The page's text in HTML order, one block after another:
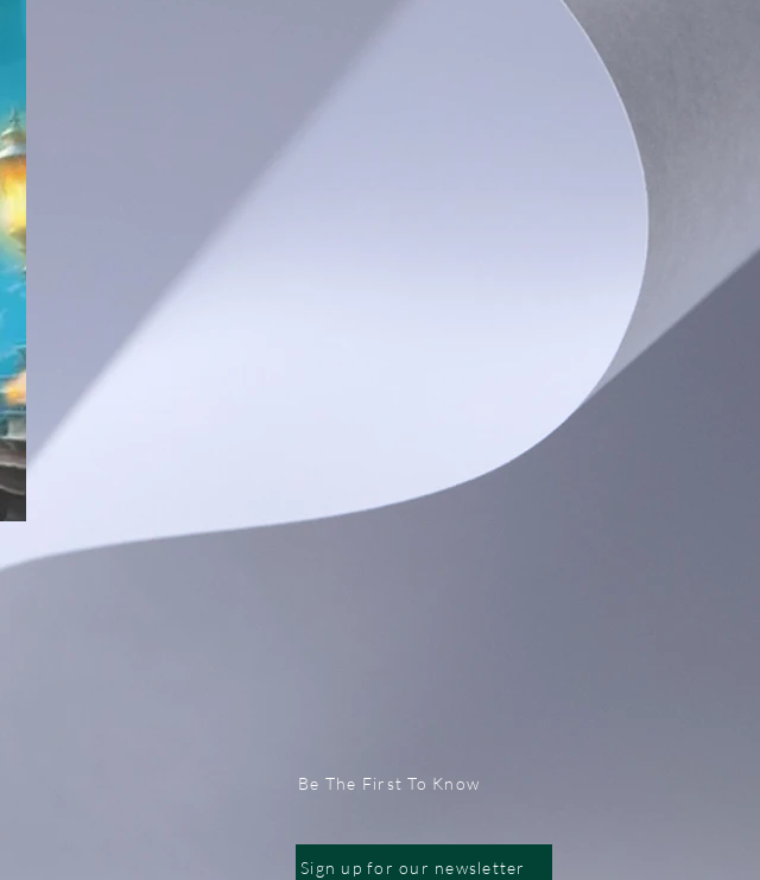
Be The First To Know
Sign up for our newsletter